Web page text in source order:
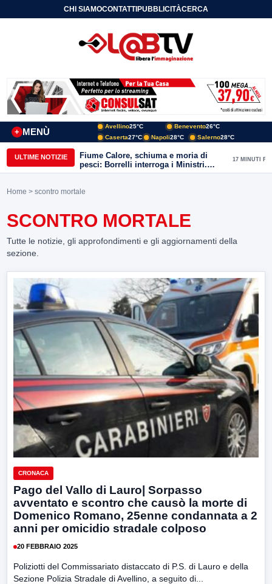
CHI SIAMOCONTATTIPUBBLICITÀCERCA
MENÙ
+
Avellino25°C Benevento26°C
Caserta27°C Napoli28°C Salerno28°C
ULTIME NOTIZIE
Fiume Calore, schiuma e moria di
pesci: Borrelli interroga i Ministri.
“Benevento paga l’assenza del
17 MINUTI FA
Home > scontro mortale
SCONTRO MORTALE
Tutte le notizie, gli approfondimenti e gli aggiornamenti della
sezione.
CRONACA
Pago del Vallo di Lauro| Sorpasso
avventato e scontro che causò la morte di
Domenico Romano, 25enne condannata a 2
anni per omicidio stradale colposo
20 FEBBRAIO 2025
Poliziotti del Commissariato distaccato di P.S. di Lauro e della
Sezione Polizia Stradale di Avellino, a seguito di...